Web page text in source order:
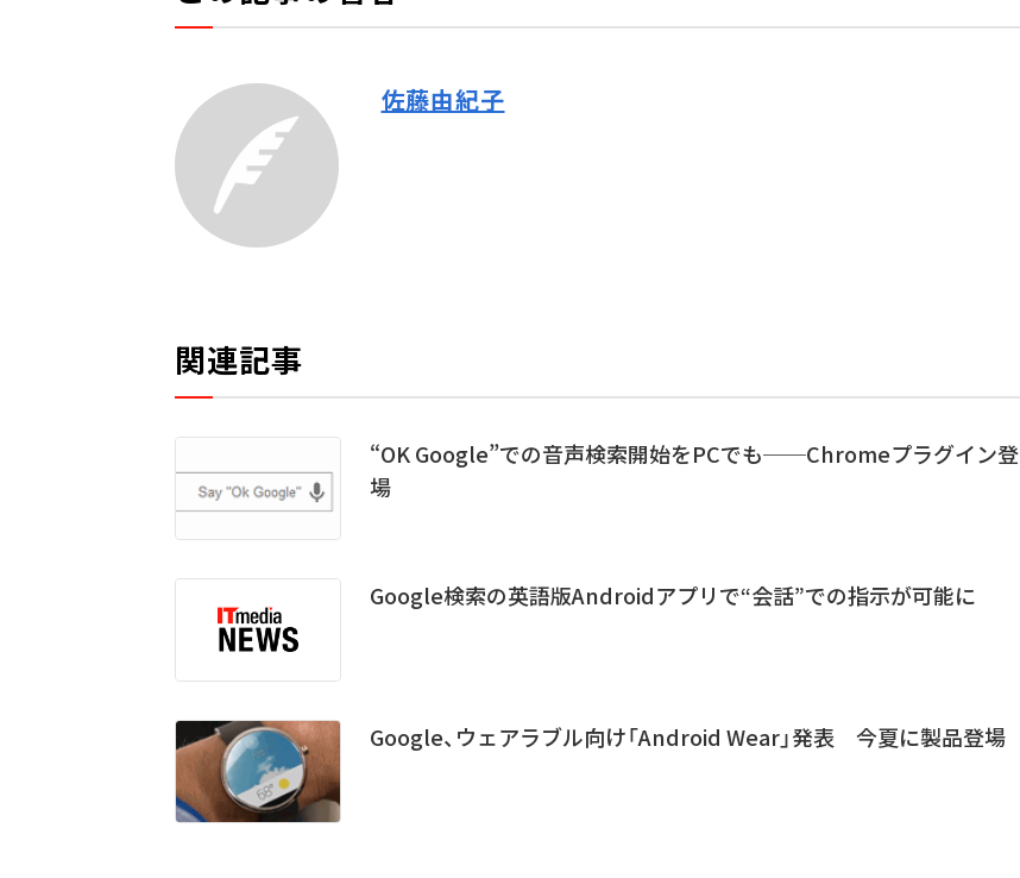
佐藤由紀子
関連記事
“OK Google”での音声検索開始をPCでも──Chromeプラグイン登
場
Google検索の英語版Androidアプリで“会話”での指示が可能に
Google、ウェアラブル向け「Android Wear」発表 今夏に製品登場